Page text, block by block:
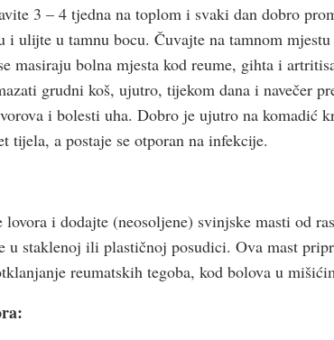
3 – 4 tjedna na toplom i svaki dan dobro
i ulijte u tamnu bocu. Čuvajte na tamnom
masiraju bolna mjesta kod reume, gihta i
grudni koš, ujutro, tijekom dana i navečer
i bolesti uha. Dobro je ujutro na komadić
tijela, a postaje se otporan na infekcije.
i dodajte (neosoljene) svinjske masti od
u staklenoj ili plastičnoj posudici. Ova mast
reumatskih tegoba, kod bolova u